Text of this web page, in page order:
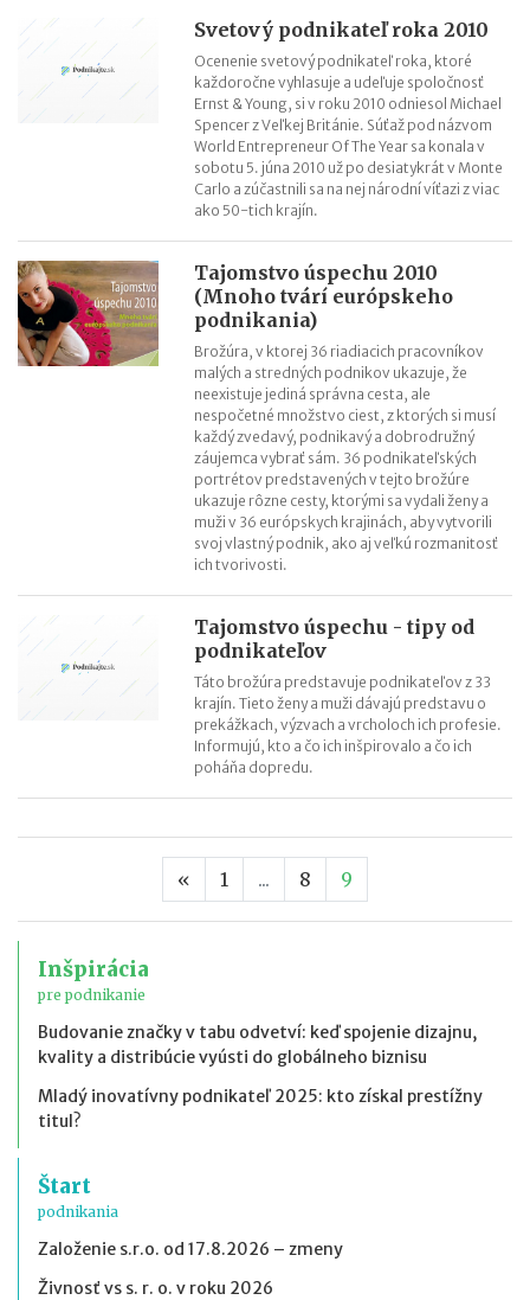
Svetový podnikateľ roka 2010
Ocenenie svetový podnikateľ roka, ktoré
každoročne vyhlasuje a udeľuje spoločnosť
Ernst & Young, si v roku 2010 odniesol Michael
Spencer z Veľkej Británie. Súťaž pod názvom
World Entrepreneur Of The Year sa konala v
sobotu 5. júna 2010 už po desiatykrát v Monte
Carlo a zúčastnili sa na nej národní víťazi z viac
ako 50-tich krajín.
Tajomstvo úspechu 2010
(Mnoho tvárí európskeho
podnikania)
Brožúra, v ktorej 36 riadiacich pracovníkov
malých a stredných podnikov ukazuje, že
neexistuje jediná správna cesta, ale
nespočetné množstvo ciest, z ktorých si musí
každý zvedavý, podnikavý a dobrodružný
záujemca vybrať sám. 36 podnikateľských
portrétov predstavených v tejto brožúre
ukazuje rôzne cesty, ktorými sa vydali ženy a
muži v 36 európskych krajinách, aby vytvorili
svoj vlastný podnik, ako aj veľkú rozmanitosť
ich tvorivosti.
Tajomstvo úspechu - tipy od
podnikateľov
Táto brožúra predstavuje podnikateľov z 33
krajín. Tieto ženy a muži dávajú predstavu o
prekážkach, výzvach a vrcholoch ich profesie.
Informujú, kto a čo ich inšpirovalo a čo ich
poháňa dopredu.
« Predchádzajúca strana
1 ... 8 9
Inšpirácia
pre podnikanie
Budovanie značky v tabu odvetví: keď spojenie dizajnu,
kvality a distribúcie vyústi do globálneho biznisu
Mladý inovatívny podnikateľ 2025: kto získal prestížny
titul?
Štart
podnikania
Založenie s.r.o. od 17.8.2026 – zmeny
Živnosť vs s. r. o. v roku 2026